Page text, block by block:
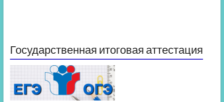
Государственная итоговая аттестация